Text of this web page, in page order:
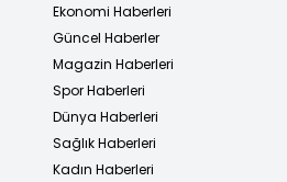
Ekonomi Haberleri
Güncel Haberler
Magazin Haberleri
Spor Haberleri
Dünya Haberleri
Sağlık Haberleri
Kadın Haberleri